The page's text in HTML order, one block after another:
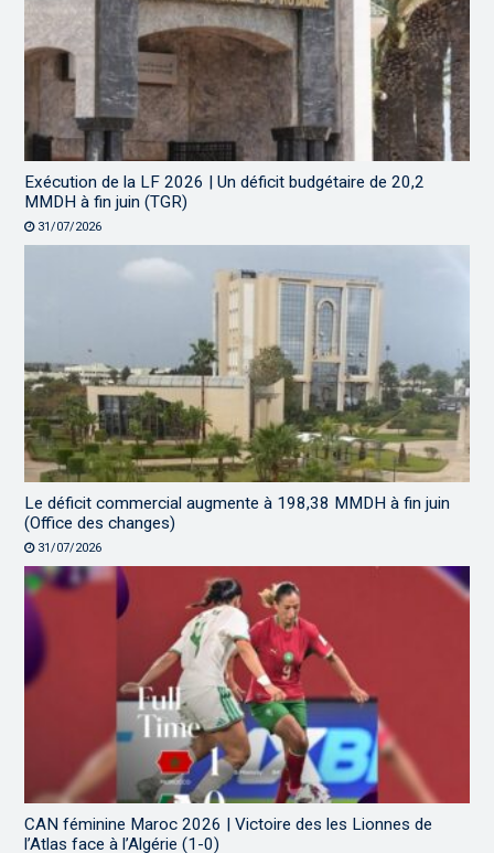
Exécution de la LF 2026 | Un déficit budgétaire de 20,2
MMDH à fin juin (TGR)
31/07/2026
Le déficit commercial augmente à 198,38 MMDH à fin juin
(Office des changes)
31/07/2026
CAN féminine Maroc 2026 | Victoire des les Lionnes de
l’Atlas face à l’Algérie (1-0)